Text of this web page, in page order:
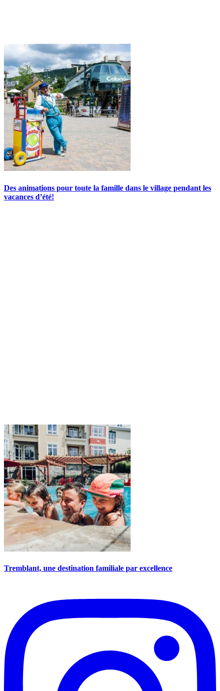
Des animations pour toute la famille dans le village pendant les
vacances d’été!
Tremblant, une destination familiale par excellence